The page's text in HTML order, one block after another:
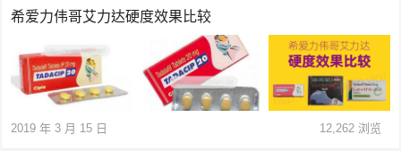
希爱力伟哥艾力达硬度效果比较
2019 年 3 月 15 日 12,262浏览